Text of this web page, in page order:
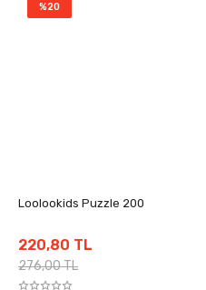
%20
Loolookids Puzzle 200
220,80 TL
276,00 TL